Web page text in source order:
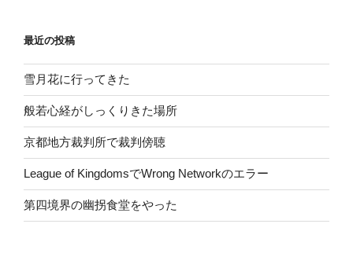
最近の投稿
雪月花に行ってきた
般若心経がしっくりきた場所
京都地方裁判所で裁判傍聴
League of KingdomsでWrong Networkのエラー
第四境界の幽拐食堂をやった